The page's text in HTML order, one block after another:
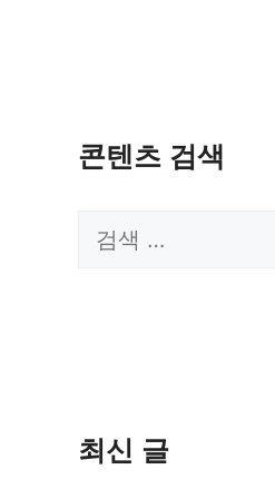
콘텐츠 검색
검
최신 글